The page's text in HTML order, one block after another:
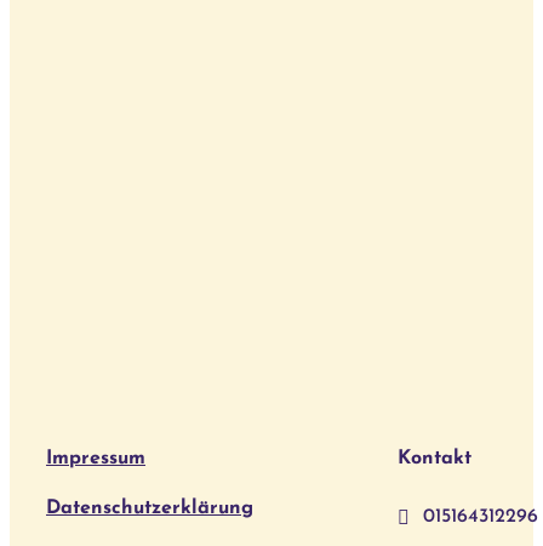
Impressum
Datenschutzerklärung
Kontakt
015164312296